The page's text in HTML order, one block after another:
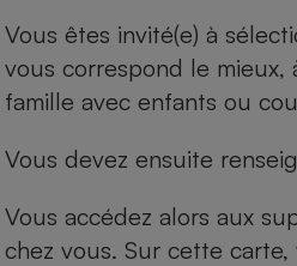
Vous êtes invité(e) à
vous correspond le mieux,
famille avec enfants ou
Vous devez ensuite
Vous accédez alors aux
chez vous. Sur cette